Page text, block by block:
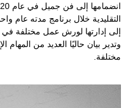
التقليدية خلال برنامج مدته عام
إلى إدارتها لورش عمل مختلفة في
وتدير بيان حاليًا العديد من
مختلفة.